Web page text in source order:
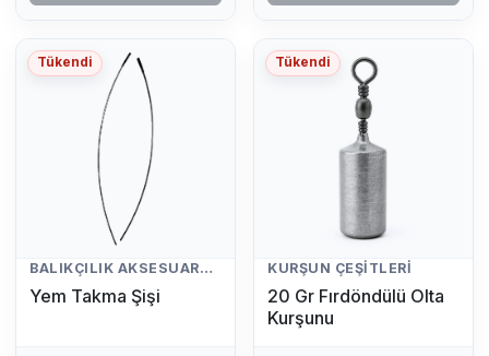
Tükendi
BALIKÇILIK AKSESUARLARI
Yem Takma Şişi
Tükendi
KURŞUN ÇEŞITLERI
20 Gr Fırdöndülü Olta
Kurşunu